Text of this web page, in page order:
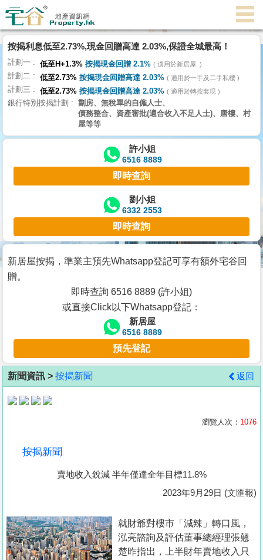
代
理
主
頁
搵
樓/
交
業
主
宅
谷
按
客
地
產
置
業
按揭利息低至2.73%,現金回贈高達 2.03%,保證全城最高！
計劃一 低至H+1.3% 按揭現金回贈 2.1% 適用於新居屋
計劃二 低至2.73% 按揭現金回贈高達 2.03% 適用於一手及二手私樓
計劃三 低至2.73% 按揭現金回贈高達 2.03% 適用於轉按套現
銀行特別按揭計劃
劏房、無稅單的自僱人士、
債務整合、資產審批(適合收入不足人士)、唐樓、村
屋等等
許小姐
6516 8889
即時查詢
劉小姐
6332 2553
即時查詢
新居屋按揭，準業主預先Whatsapp登記可享有額外宅谷回
贈。
即時查詢 6516 8889 (許小姐)
或直接Click以下Whatsapp登記：
新居屋
6516 8889
預先登記
新聞資訊 > 按揭新聞 返回
瀏覽人次： 1076
按揭新聞
賣地收入銳減 半年僅達全年目標11.8%
2023年9月29日 (文匯報)
就財爺對樓市「減辣」轉口風，
泓亮諮詢及評估董事總經理張翹
楚昨指出，上半財年賣地收入只